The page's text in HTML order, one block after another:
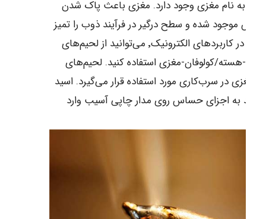
به نام مغزی وجود دارد. مغزی باعث پاک شدن
موجود شده و سطح درگیر در فرآیند ذوب را تمیز
می‌کند. در کاربردهای الکترونیک٬ می‌توانید از لحیم‌های
هسته/کولوفان-مغزی استفاده کنید. لحیم‌های
مغزی در سرب‌کاری مورد استفاده قرار می‌گیرد. اسید
به اجزای حساس روی مدار چاپی آسیب وارد